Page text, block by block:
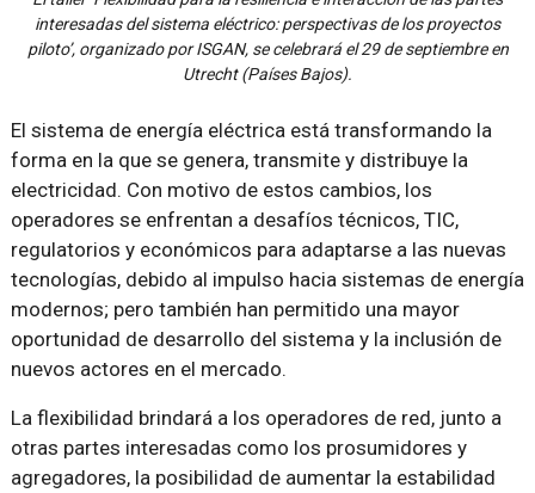
interesadas del sistema eléctrico: perspectivas de los proyectos
piloto’, organizado por ISGAN, se celebrará el 29 de septiembre en
Utrecht (Países Bajos).
El sistema de energía eléctrica está transformando la
forma en la que se genera, transmite y distribuye la
electricidad. Con motivo de estos cambios, los
operadores se enfrentan a desafíos técnicos, TIC,
regulatorios y económicos para adaptarse a las nuevas
tecnologías, debido al impulso hacia sistemas de energía
modernos; pero también han permitido una mayor
oportunidad de desarrollo del sistema y la inclusión de
nuevos actores en el mercado.
La flexibilidad brindará a los operadores de red, junto a
otras partes interesadas como los prosumidores y
agregadores, la posibilidad de aumentar la estabilidad